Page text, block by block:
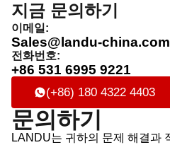
지금 문의하기
이메일:
Sales@landu-china.com
전화번호:
+86 531 6995 9221
(+86) 180 4322 4403
문의하기
LANDU는 귀하의 문제 해결과